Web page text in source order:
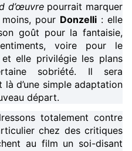
d’œuvre pourrait marquer
pour Donzelli : elle
goût pour la fantaisie,
voire pour le
elle privilégie les plans
sobriété. Il sera
là d’une simple adaptation
départ.
totalement contre
chez des critiques
au film un soi-disant